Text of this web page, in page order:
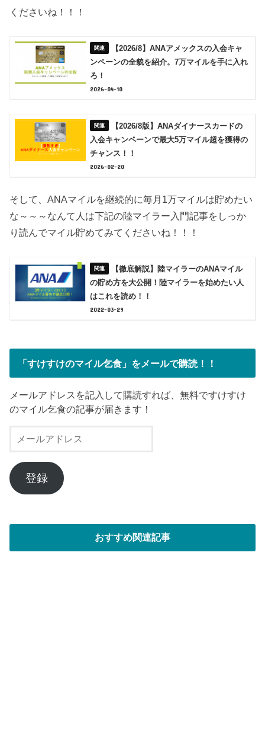
くださいね！！！
【2026/8】ANAアメックスの入会キャ
ンペーンの全貌を紹介。7万マイルを手に入れ
ろ！
2026-04-10
【2026/8版】ANAダイナースカードの
入会キャンペーンで最大5万マイル超を獲得の
チャンス！！
2026-02-20
そして、ANAマイルを継続的に毎月1万マイルは貯めたい
な～～～なんて人は下記の陸マイラー入門記事をしっか
り読んでマイル貯めてみてくださいね！！！
【徹底解説】陸マイラーのANAマイル
の貯め方を大公開！陸マイラーを始めたい人
はこれを読め！！
2022-03-29
「すけすけのマイル乞食」をメールで購読！！
メールアドレスを記入して購読すれば、無料ですけすけ
のマイル乞食の記事が届きます！
ー
ル
ア
ド
登録
おすすめ関連記事